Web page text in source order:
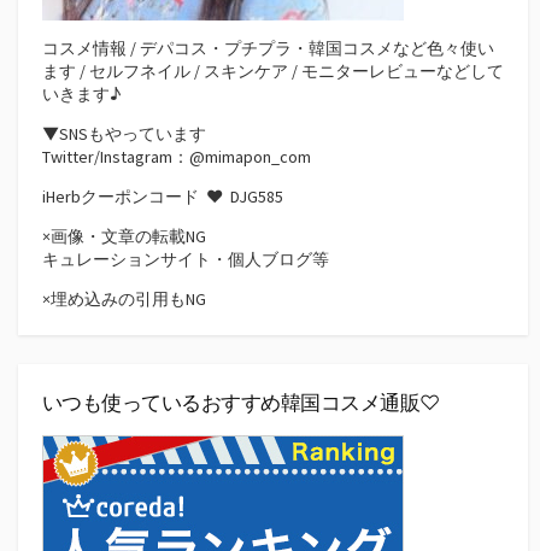
コスメ情報 / デパコス・プチプラ・韓国コスメなど色々使い
ます / セルフネイル / スキンケア / モニターレビューなどして
いきます♪
▼SNSもやっています
Twitter/Instagram：@mimapon_com
iHerbクーポンコード ♥ DJG585
×画像・文章の転載NG
キュレーションサイト・個人ブログ等
×埋め込みの引用もNG
いつも使っているおすすめ韓国コスメ通販♡